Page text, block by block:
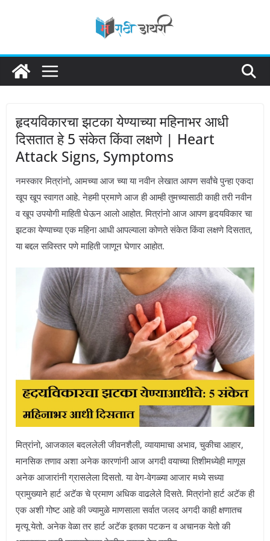
हृदयविकारचा झटका येण्याच्या महिनाभर आधी
दिसतात हे 5 संकेत किंवा लक्षणे | Heart
Attack Signs, Symptoms
नमस्कार मित्रांनो, आमच्या आज च्या या नवीन लेखात आपण सर्वांचे पुन्हा एकदा
खूप खूप स्वागत आहे. नेहमी प्रमाणे आज ही आम्ही तुमच्यासाठी काही तरी नवीन
व खूप उपयोगी माहिती घेऊन आलो आहोत. मित्रांनो आज आपण हृदयविकार चा
झटका येण्याच्या एक महिना आधी आपल्याला कोणते संकेत किंवा लक्षणे दिसतात,
या बद्दल सविस्तर पणे माहिती जाणून घेणार आहोत.
मित्रांनो, आजकाल बदललेली जीवनशैली, व्यायामाचा अभाव, चुकीचा आहार,
मानसिक तणाव अशा अनेक कारणांनी आज अगदी वयाच्या तिशीमध्येही माणूस
अनेक आजारांनी ग्रासलेला दिसतो. या वेग-वेगळ्या आजार मध्ये सध्या
प्रामुख्याने हार्ट अटॅक चे प्रमाण अधिक वाढलेले दिसते. मित्रांनो हार्ट अटॅक ही
एक अशी गोष्ट आहे की ज्यामुळे माणसाला सर्वात जलद अगदी काही क्षणातच
मृत्यू येतो. अनेक वेळा तर हार्ट अटॅक इतका पटकन व अचानक येतो की